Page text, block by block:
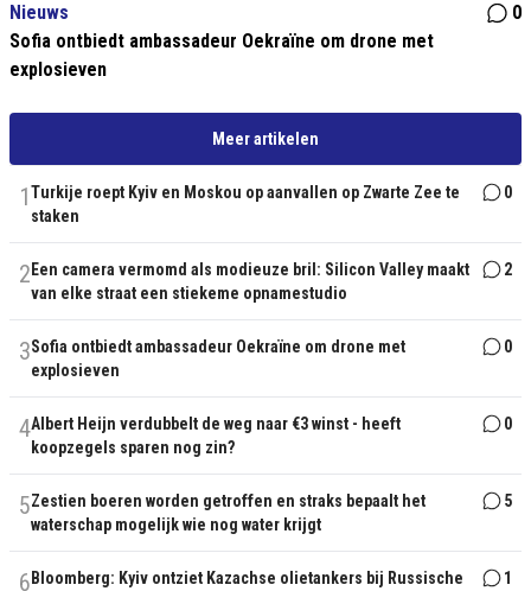
Nieuws
0
Sofia ontbiedt ambassadeur Oekraïne om drone met
explosieven
Meer artikelen
1Turkije roept Kyiv en Moskou op aanvallen op Zwarte Zee te
staken
0
2 Een camera vermomd als modieuze bril: Silicon Valley maakt
van elke straat een stiekeme opnamestudio
2
3Sofia ontbiedt ambassadeur Oekraïne om drone met
explosieven
0
4Albert Heijn verdubbelt de weg naar €3 winst - heeft
koopzegels sparen nog zin?
0
5Zestien boeren worden getroffen en straks bepaalt het
waterschap mogelijk wie nog water krijgt
5
6 Bloomberg: Kyiv ontziet Kazachse olietankers bij Russische 1